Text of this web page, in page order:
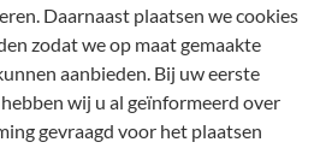
Daarnaast plaatsen we cookies
zodat we op maat gemaakte
aanbieden. Bij uw eerste
wij u al geïnformeerd over
gevraagd voor het plaatsen